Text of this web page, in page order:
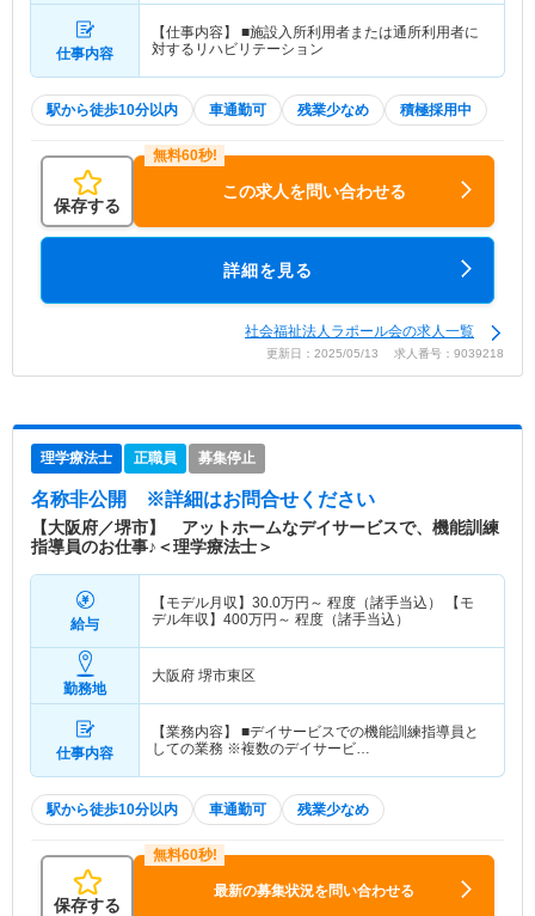
仕事内容
【仕事内容】 ■施設入所利用者または通所利用者に
対するリハビリテーション
駅から徒歩10分以内 車通勤可 残業少なめ 積極採用中
保存する
この求人を問い合わせる
詳細を見る
社会福祉法人ラポール会の求人一覧
更新日：2025/05/13 求人番号：9039218
理学療法士 正職員 募集停止
名称非公開 ※詳細はお問合せください
【大阪府／堺市】 アットホームなデイサービスで、機能訓練
指導員のお仕事♪＜理学療法士＞
給与
【モデル月収】 30.0万円～ 程度（諸手当込） 【モ
デル年収】 400万円～ 程度（諸手当込）
勤務地
大阪府 堺市東区
仕事内容
【業務内容】 ■デイサービスでの機能訓練指導員と
しての業務 ※複数のデイサービ…
駅から徒歩10分以内 車通勤可 残業少なめ
保存する
最新の募集状況を問い合わせる